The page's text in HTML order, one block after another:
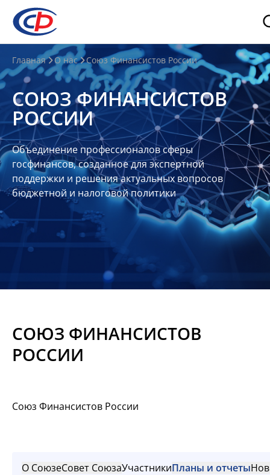
О
нас
О
СФР
Совет
Союза
Участники
Планы
отчеты
Контакты
Материалы
Главная О нас Союз Финансистов России
СОЮЗ ФИНАНСИСТОВ
РОССИИ
Объединение профессионалов сферы
госфинансов, созданное для экспертной
поддержки и решения актуальных вопросов
бюджетной и налоговой политики
СОЮЗ ФИНАНСИСТОВ
РОССИИ
Союз Финансистов России
О СоюзеСовет СоюзаУчастникиПланы и отчеты